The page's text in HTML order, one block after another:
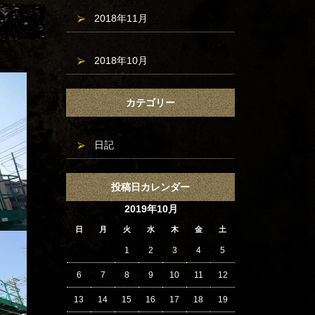
2018年11月
2018年10月
カテゴリー
日記
投稿日カレンダー
2019年10月
日 月 火 水 木 金 土
1 2 3 4 5
6 7 8 9 10 11 12
13 14 15 16 17 18 19